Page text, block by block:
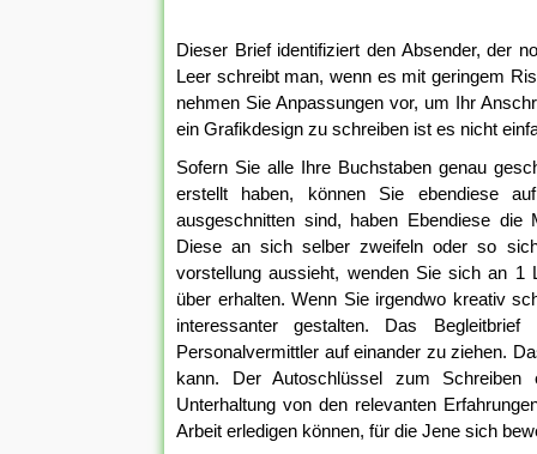
Dieser Brief identifiziert den Absender, der
Leer schreibt man, wenn es mit geringem
nehmen Sie Anpassungen vor, um Ihr
ein Grafikdesign zu schreiben ist es nicht
Sofern Sie alle Ihre Buchstaben genau
erstellt haben, können Sie ebendiese
ausgeschnitten sind, haben Ebendiese die
Diese an sich selber zweifeln oder so
vorstellung aussieht, wenden Sie sich an 1
über erhalten. Wenn Sie irgendwo kreativ
interessanter gestalten. Das
Personalvermittler auf einander zu ziehen.
kann. Der Autoschlüssel zum Schreiben
Unterhaltung von den relevanten
Arbeit erledigen können, für die Jene sich